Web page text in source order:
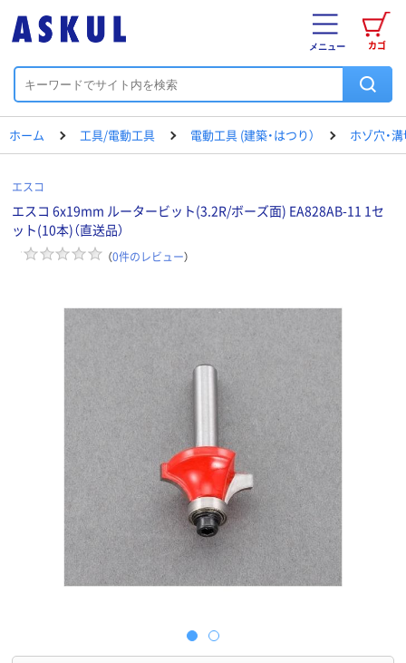
カゴ
メニュー
ホーム 工具/電動工具 電動工具 (建築・はつり） ホゾ穴・
エスコ
エスコ 6x19mm ルータービット(3.2R/ボーズ面) EA828AB-11 1セ
ット(10本)（直送品）
（0件のレビュー）